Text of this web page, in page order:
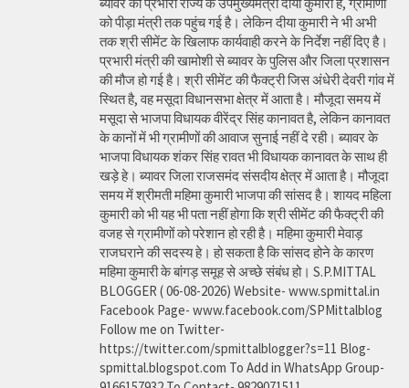
को पीड़ा मंत्री तक पहुंच गई है। लेकिन दीया कुमारी ने भी अभी
तक श्री सीमेंट के खिलाफ कार्यवाही करने के निर्देश नहीं दिए है।
प्रभारी मंत्री की खामोशी से ब्यावर के पुलिस और जिला प्रशासन
की मौज हो गई है। श्री सीमेंट की फैक्ट्री जिस अंधेरी देवरी गांव में
स्थित है, वह मसूदा विधानसभा क्षेत्र में आता है। मौजूदा समय में
मसूदा से भाजपा विधायक वीरेंद्र सिंह कानावत है, लेकिन कानावत
के कानों में भी ग्रामीणों की आवाज सुनाई नहीं दे रही। ब्यावर के
भाजपा विधायक शंकर सिंह रावत भी विधायक कानावत के साथ ही
खड़े हे। ब्यावर जिला राजसमंद संसदीय क्षेत्र में आता है। मौजूदा
समय में श्रीमती महिमा कुमारी भाजपा की सांसद है। शायद महिला
कुमारी को भी यह भी पता नहीं होगा कि श्री सीमेंट की फैक्ट्री की
वजह से ग्रामीणों को परेशान हो रही है। महिमा कुमारी मेवाड़
राजघराने की सदस्य हे। हो सकता है कि सांसद होने के कारण
महिमा कुमारी के बांगड़ समूह से अच्छे संबंध हो। S.P.MITTAL
BLOGGER ( 06-08-2026) Website- www.spmittal.in
Facebook Page- www.facebook.com/SPMittalblog
Follow me on Twitter-
https://twitter.com/spmittalblogger?s=11 Blog-
spmittal.blogspot.com To Add in WhatsApp Group-